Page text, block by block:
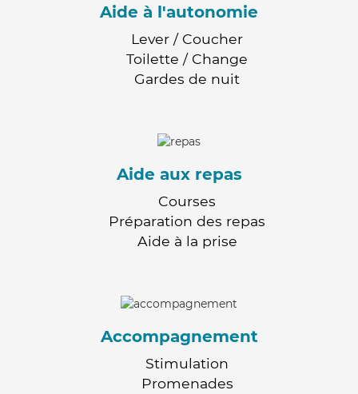
Aide à l'autonomie
Lever / Coucher
Toilette / Change
Gardes de nuit
Aide aux repas
Courses
Préparation des repas
Aide à la prise
Accompagnement
Stimulation
Promenades